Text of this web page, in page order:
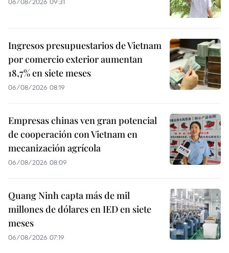
Ingresos presupuestarios de Vietnam
por comercio exterior aumentan
18,7% en siete meses
06/08/2026 08:19
Empresas chinas ven gran potencial
de cooperación con Vietnam en
mecanización agrícola
06/08/2026 08:09
Quang Ninh capta más de mil
millones de dólares en IED en siete
meses
06/08/2026 07:19